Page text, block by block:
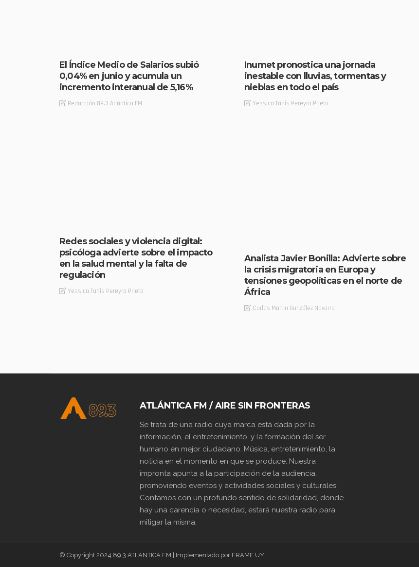
El Índice Medio de Salarios subió
0,04% en junio y acumula un
incremento interanual de 5,16%
Redacción 89.3 Atlántica FM
Inumet pronostica una jornada
inestable con lluvias, tormentas y
nieblas en todo el país
Yessica Tahis Pereyra Prieto
Redes sociales y violencia digital:
psicóloga advierte sobre el impacto
en la salud mental y la falta de
regulación
Yessica Tahis Pereyra Prieto
Analista Javier Bonilla: Advierte sobre
la crisis migratoria en Europa y
tensiones geopolíticas en el norte de
África
Carlos Martin González Navarro
ATLÁNTICA FM / AIRE SIN FRONTERAS
Se trata de una radio cuya marca está dada por la
información, el entretenimiento, y la formación del ser
humano en mejor ciudadano. Música, entretenimiento, la
noticia en el momento en que se produce. Nuestra
impronta apunta a la participación de la audiencia,
promoviendo eventos y actividades sociales y culturales.
Contamos con un profundo sentido de solidaridad, donde
hay una carencia o necesidad, estará nuestra radio para
mitigar la misma.
© Copyright 2024 89.3 ATLANTICA FM | Implementado por FRAME.UY